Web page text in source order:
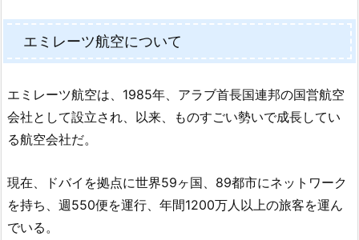
エミレーツ航空について
エミレーツ航空は、1985年、アラブ首長国連邦の国営航空
会社として設立され、以来、ものすごい勢いで成長してい
る航空会社だ。
現在、ドバイを拠点に世界59ヶ国、89都市にネットワーク
を持ち、週550便を運行、年間1200万人以上の旅客を運ん
でいる。